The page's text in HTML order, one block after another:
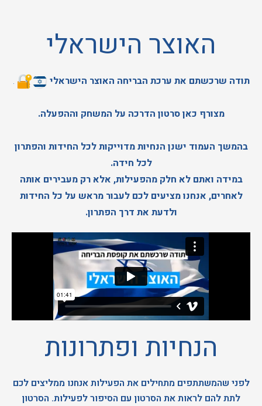
האוצר הישראלי
תודה שרכשתם את ערכת הבריחה האוצר הישראלי .
מצורף כאן סרטון הדרכה על המשחק וההפעלה.
בהמשך העמוד ישנן הנחיות מדוייקות לכל החידות והפתרון
לכל חידה.
במידה ואתם לא חלק מהפעילות, אלא רק מעבירים אותה
לאחרים, אנחנו מציעים לכם לעבור מראש על כל החידות
ולדעת את דרך הפתרון.
הנחיות ופתרונות
לפני שהמשתתפים מתחילים את הפעילות אנחנו ממליצים לכם
לתת להם לראות את הסרטון עם הסיפור לפעילות. הסרטון